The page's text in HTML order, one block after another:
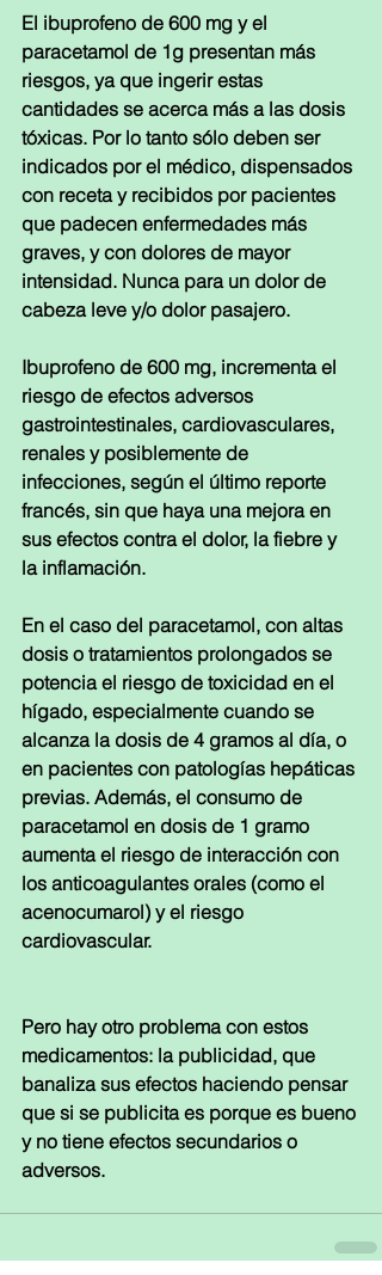
El ibuprofeno de 600 mg y el
paracetamol de 1g presentan más
riesgos, ya que ingerir estas
cantidades se acerca más a las dosis
tóxicas. Por lo tanto sólo deben ser
indicados por el médico, dispensados
con receta y recibidos por pacientes
que padecen enfermedades más
graves, y con dolores de mayor
intensidad. Nunca para un dolor de
cabeza leve y/o dolor pasajero.
Ibuprofeno de 600 mg, incrementa el
riesgo de efectos adversos
gastrointestinales, cardiovasculares,
renales y posiblemente de
infecciones, según el último reporte
francés, sin que haya una mejora en
sus efectos contra el dolor, la fiebre y
la inflamación.
En el caso del paracetamol, con altas
dosis o tratamientos prolongados se
potencia el riesgo de toxicidad en el
hígado, especialmente cuando se
alcanza la dosis de 4 gramos al día, o
en pacientes con patologías hepáticas
previas. Además, el consumo de
paracetamol en dosis de 1 gramo
aumenta el riesgo de interacción con
los anticoagulantes orales (como el
acenocumarol) y el riesgo
cardiovascular.
Pero hay otro problema con estos
medicamentos: la publicidad, que
banaliza sus efectos haciendo pensar
que si se publicita es porque es bueno
y no tiene efectos secundarios o
adversos.